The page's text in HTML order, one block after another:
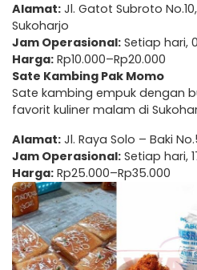
Alamat: Jl. Gatot Subroto
Sukoharjo
Jam Operasional: Setiap hari,
Harga: Rp10.000–Rp20.000
Sate Kambing Pak Momo
Sate kambing empuk dengan
favorit kuliner malam di
Alamat: Jl. Raya Solo – Baki
Jam Operasional: Setiap hari,
Harga: Rp25.000–Rp35.000